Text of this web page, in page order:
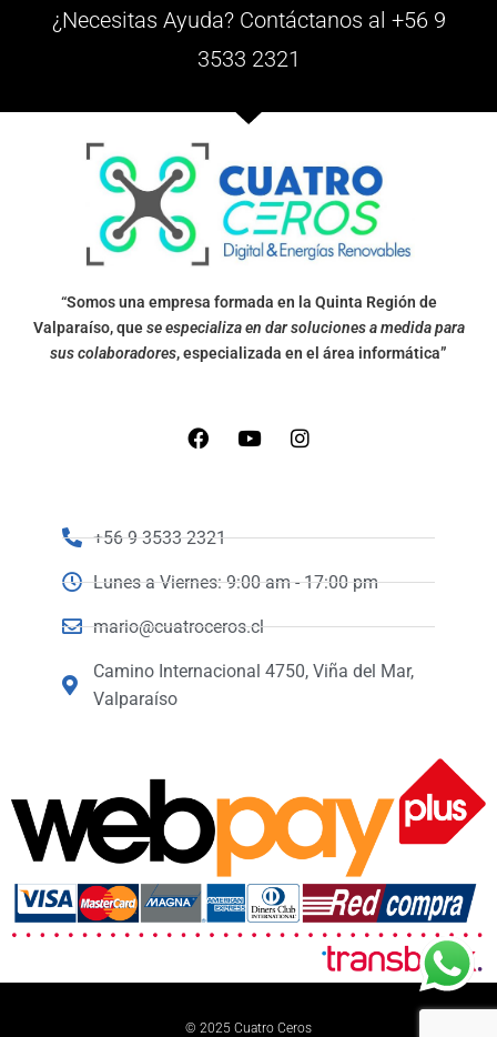
¿Necesitas Ayuda? Contáctanos al +56 9
3533 2321
“Somos una empresa formada en la Quinta Región de
Valparaíso, quese especializa en dar soluciones a medida para
sus colaboradores, especializada en el área informática”
+56 9 3533 2321
Lunes a Viernes: 9:00 am - 17:00 pm
mario@cuatroceros.cl
Camino Internacional 4750, Viña del Mar,
Valparaíso
© 2025 Cuatro Ceros